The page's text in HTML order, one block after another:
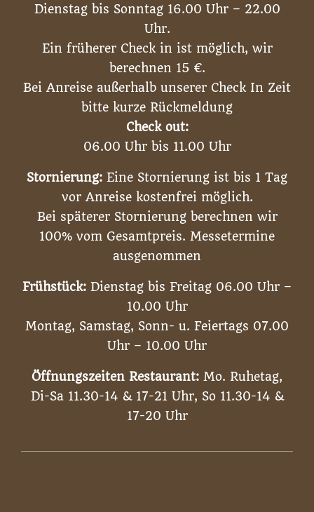
Dienstag bis Sonntag 16.00 Uhr – 22.00
Uhr.
Ein früherer Check in ist möglich, wir
berechnen 15 €.
Bei Anreise außerhalb unserer Check In Zeit
bitte kurze Rückmeldung
Check out:
06.00 Uhr bis 11.00 Uhr
Stornierung: Eine Stornierung ist bis 1 Tag
vor Anreise kostenfrei möglich.
Bei späterer Stornierung berechnen wir
100% vom Gesamtpreis. Messetermine
ausgenommen
Frühstück: Dienstag bis Freitag 06.00 Uhr –
10.00 Uhr
Montag, Samstag, Sonn- u. Feiertags 07.00
Uhr – 10.00 Uhr
Öffnungszeiten Restaurant: Mo. Ruhetag,
Di-Sa 11.30-14 & 17-21 Uhr, So 11.30-14 &
17-20 Uhr